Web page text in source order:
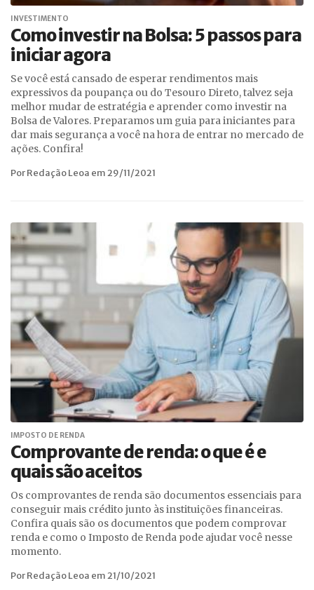
INVESTIMENTO
Como investir na Bolsa: 5 passos para
iniciar agora
Se você está cansado de esperar rendimentos mais
expressivos da poupança ou do Tesouro Direto, talvez seja
melhor mudar de estratégia e aprender como investir na
Bolsa de Valores. Preparamos um guia para iniciantes para
dar mais segurança a você na hora de entrar no mercado de
ações. Confira!
Por Redação Leoa em 29/11/2021
IMPOSTO DE RENDA
Comprovante de renda: o que é e
quais são aceitos
Os comprovantes de renda são documentos essenciais para
conseguir mais crédito junto às instituições financeiras.
Confira quais são os documentos que podem comprovar
renda e como o Imposto de Renda pode ajudar você nesse
momento.
Por Redação Leoa em 21/10/2021